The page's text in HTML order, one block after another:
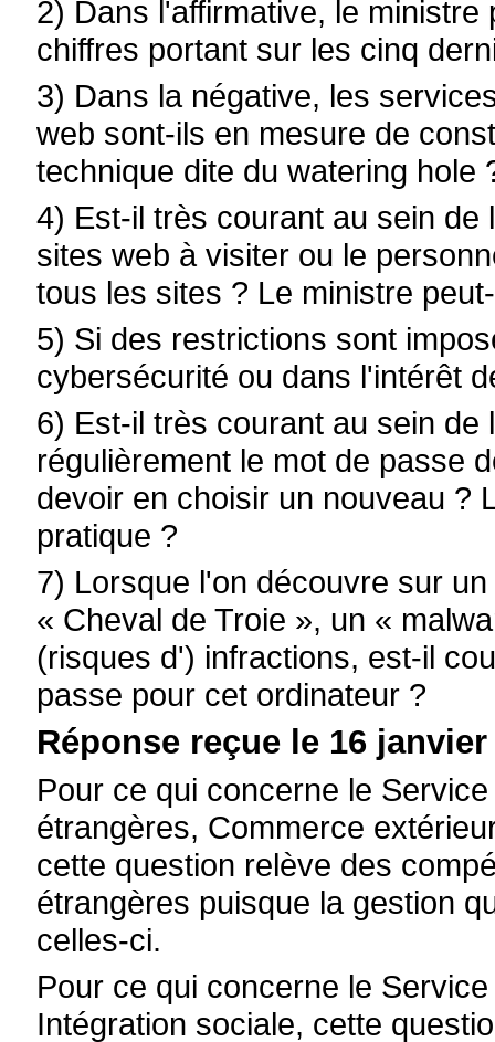
2) Dans l'affirmative, le
chiffres portant sur les cinq
3) Dans la négative, les
web sont-ils en mesure de
technique dite du watering hole
4) Est-il très courant au sein
sites web à visiter ou le
tous les sites ? Le ministre
5) Si des restrictions sont
cybersécurité ou dans l'intérêt
6) Est-il très courant au sein
régulièrement le mot de passe
devoir en choisir un nouveau ?
pratique ?
7) Lorsque l'on découvre sur
« Cheval de Troie », un «
(risques d') infractions, est-il
passe pour cet ordinateur ?
Réponse reçue le 16 janvier
Pour ce qui concerne le
étrangères, Commerce
cette question relève des
étrangères puisque la gestion
celles-ci.
Pour ce qui concerne le
Intégration sociale, cette